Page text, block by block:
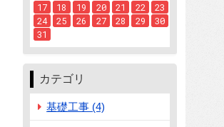
17
18 19 20 21 22
23
24
25 26 27 28 29
30
31
カテゴリ
基礎工事 (4)